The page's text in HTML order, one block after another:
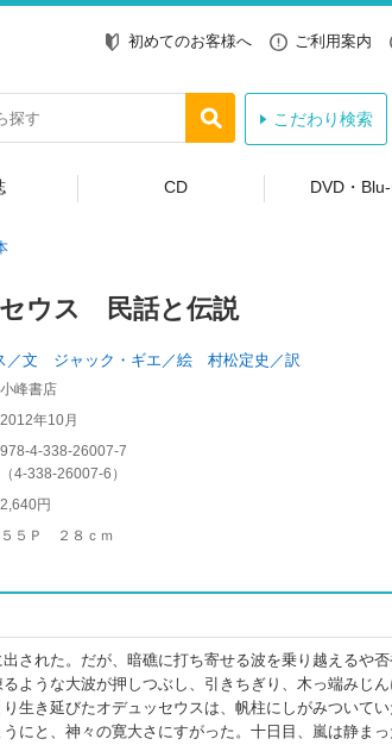
初めてのお客様へ ご利用案内
こだわり検索
CD DVD・
ウス 民話と伝説
／文 ジャック・ギエ／絵 村松定史／訳
小峰書店
2012年10月
978-4-338-26007-7
（4-338-26007-6 ）
2,640円
５５Ｐ ２８ｃｍ
された。だが、暗礁に打ち寄せる波を乗り越えるや
ような大波が押しつぶし、引きちぎり、木っ端みじ
生き延びたオデュッセウスは、帆柱にしがみついて
にと、神々の寛大さにすがった。十日目、嵐は静ま